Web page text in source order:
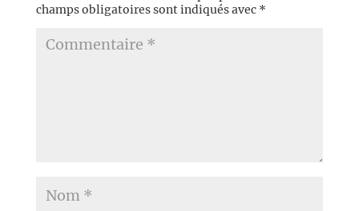
champs obligatoires sont indiqués avec *